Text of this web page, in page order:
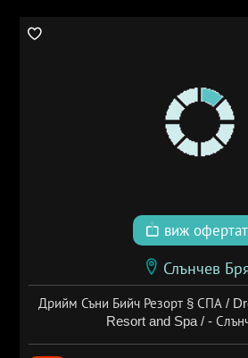
виж
Слънчев
Дрийм Съни Бийч Резорт § СПА /
Resort and Spa / -